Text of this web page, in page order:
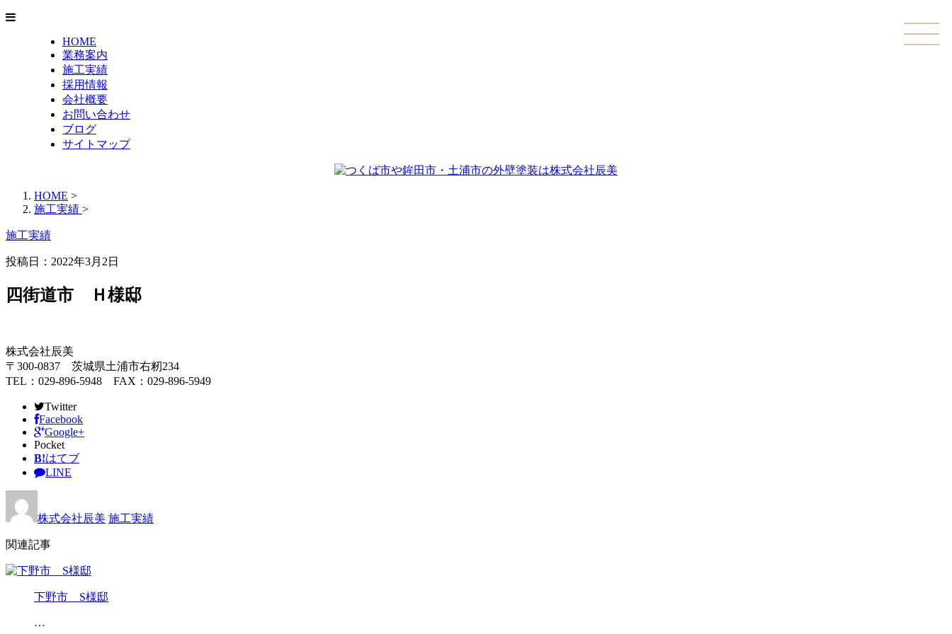
HOME
業務案内
施工実績
採用情報
会社概要
お問い合わせ
ブログ
サイトマップ
HOME >
施工実績 >
施工実績
投稿日： 2022年3月2日
四街道市 Ｈ様邸
株式会社辰美
〒300-0837 茨城県土浦市右籾234
TEL：029-896-5948 FAX：029-896-5949
Twitter
Facebook
Google+
Pocket
B!はてブ
LINE
株式会社辰美 施工実績
関連記事
下野市 S様邸
…